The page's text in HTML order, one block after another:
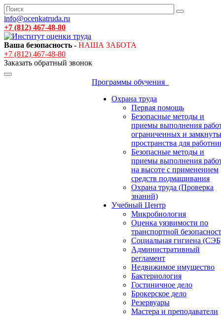
info@ocenkatruda.ru
+7 (812) 467-48-80
Ваша безопасность - НАША ЗАБОТА
+7 (812) 467-48-80
Заказать обратный звонок
Программы обучения
Охрана труда
Первая помощь
Безопасные методы и
приемы выполнения
ограниченных и
пространства для
Безопасные методы и
приемы выполнения
на высоте с применением
средств подмащивания
Охрана труда (Проверка
знаний)
Учебный Центр
Микробиология
Оценка уязвимости по
транспортной
Социальная гигиена
Административный
регламент
Недвижимое имущество
Бактериология
Гостиничное дело
Брокерское дело
Резервуары
Мастера и преподаватели